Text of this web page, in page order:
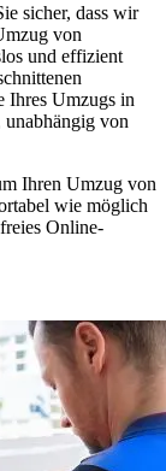
sicher, dass wir
von
und effizient
Ihres Umzugs in
von
Ihren Umzug von
wie möglich
Online-